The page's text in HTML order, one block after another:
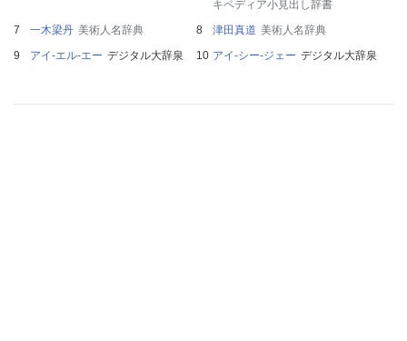
キペディア小見出し辞書
一木梁丹 美術人名辞典 津田真道 美術人名辞典
アイ‐エル‐エー デジタル大辞泉 アイ‐シー‐ジェー デジタル大辞泉